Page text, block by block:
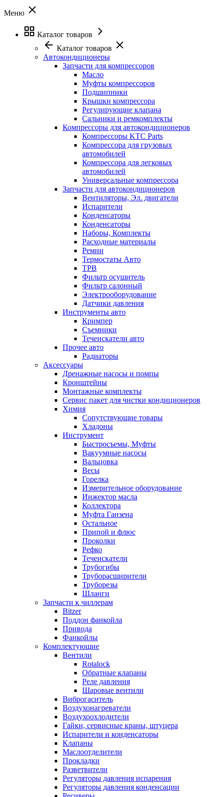
Меню
Каталог товаров
Каталог товаров
Автокондиционеры
Запчасти для компрессоров
Масло
Муфты компрессоров
Подшипники
Крышки компрессора
Регулирующие клапана
Сальники и ремкомплекты
Компрессоры для автокондиционеров
Компрессоры KTC Parts
Компрессора для грузовых
автомобилей
Компрессора для легковых
автомобилей
Универсальные компрессора
Запчасти для автокондиционеров
Вентиляторы, Эл. двигатели
Испарители
Конденсаторы
Конденсаторы
Наборы, Комплекты
Расходные материалы
Ремни
Термостаты Авто
ТРВ
Фильтр осушитель
Фильтр салонный
Электрооборудование
Датчики давления
Инструменты авто
Кримпер
Съемники
Течеискатели авто
Прочее авто
Радиаторы
Аксессуары
Дренажные насосы и помпы
Кронштейны
Монтажные комплекты
Сервис пакет для чистки кондиционеров
Химия
Сопутствующие товары
Хладоны
Инструмент
Быстросъемы, Муфты
Вакуумные насосы
Вальцовка
Весы
Горелка
Измерительное оборудование
Инжектор масла
Коллектора
Муфта Ганзена
Остальное
Припой и флюс
Проколки
Рефко
Течеискатели
Трубогибы
Труборасширители
Труборезы
Шланги
Запчасти к чиллерам
Bitzer
Поддон фанкойла
Привода
Фанкойлы
Комплектующие
Вентили
Rotalock
Обратные клапаны
Реле давления
Шаровые вентили
Виброгаситель
Воздухонагреватели
Воздухоохлодители
Гайки, сервисные краны, штуцера
Испарители и конденсаторы
Клапаны
Маслоотделители
Прокладки
Разветвители
Регуляторы давления испарения
Регуляторы давления конденсации